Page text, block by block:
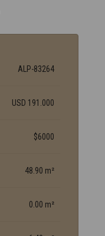
ALP-83264
USD 191.000
$6000
48.90 m²
0.00 m²